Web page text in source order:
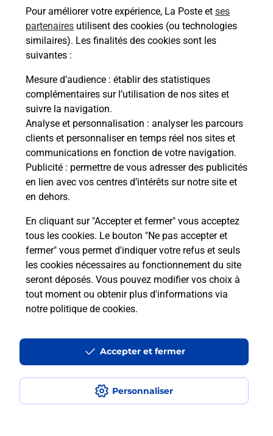
Pour améliorer votre expérience, La Poste et ses
partenaires utilisent des cookies (ou technologies
similaires). Les finalités des cookies sont les
suivantes :
Mesure d’audience : établir des statistiques
complémentaires sur l’utilisation de nos sites et
suivre la navigation.
Analyse et personnalisation : analyser les parcours
clients et personnaliser en temps réel nos sites et
communications en fonction de votre navigation.
Publicité : permettre de vous adresser des publicités
en lien avec vos centres d’intérêts sur notre site et
en dehors.
En cliquant sur "Accepter et fermer" vous acceptez
tous les cookies. Le bouton "Ne pas accepter et
fermer" vous permet d'indiquer votre refus et seuls
les cookies nécessaires au fonctionnement du site
seront déposés. Vous pouvez modifier vos choix à
tout moment ou obtenir plus d'informations via
notre politique de cookies.
Personnaliser
Accepter et fermer
Comment demander une
modification de livraison ?
Comment La Poste participe-t-elle
à votre sécurité au quotidien ?
Puis-je passer mon code de la route
avec La Poste et sous quelles
conditions ?
Localiser Liste Isère CHAVANOZ
Accessibilité : partiellement conforme
Conditions contractuelles
Mentions légales